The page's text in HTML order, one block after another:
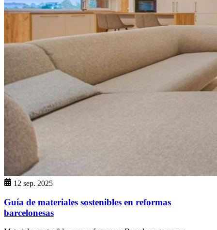
12 sep. 2025
Guía de materiales sostenibles en reformas
barcelonesas